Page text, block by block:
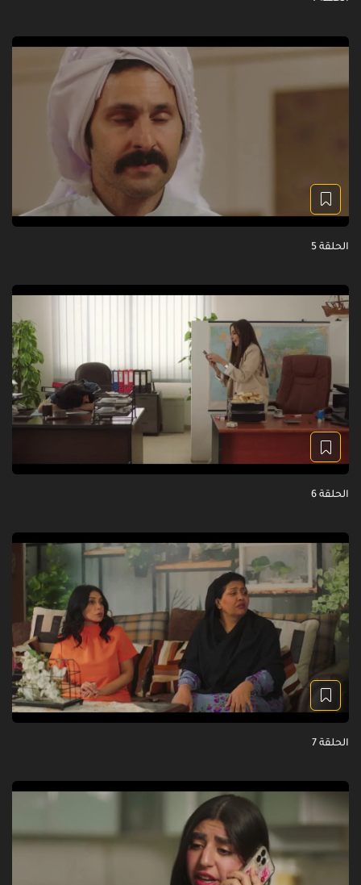
الحلقة 5
الحلقة 6
الحلقة 7